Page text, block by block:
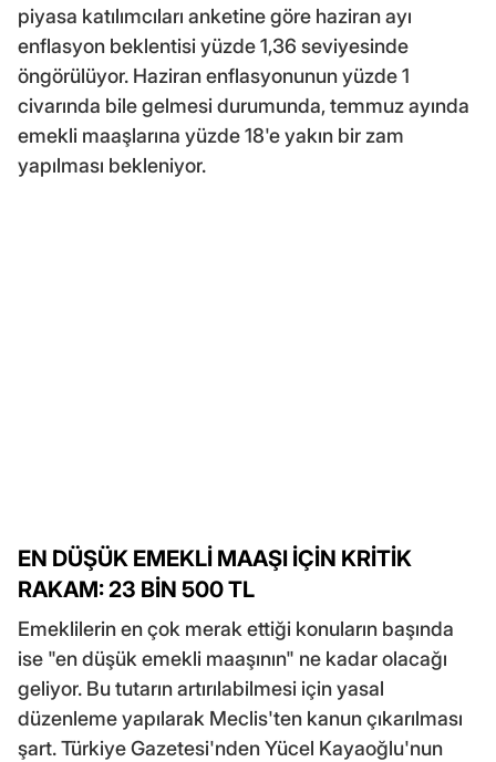
piyasa katılımcıları anketine göre haziran ayı
enflasyon beklentisi yüzde 1,36 seviyesinde
öngörülüyor. Haziran enflasyonunun yüzde 1
civarında bile gelmesi durumunda, temmuz ayında
emekli maaşlarına yüzde 18'e yakın bir zam
yapılması bekleniyor.
EN DÜŞÜK EMEKLİ MAAŞI İÇİN KRİTİK
RAKAM: 23 BİN 500 TL
Emeklilerin en çok merak ettiği konuların başında
ise "en düşük emekli maaşının" ne kadar olacağı
geliyor. Bu tutarın artırılabilmesi için yasal
düzenleme yapılarak Meclis'ten kanun çıkarılması
şart. Türkiye Gazetesi'nden Yücel Kayaoğlu'nun